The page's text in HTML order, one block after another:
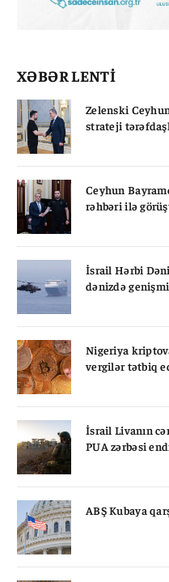
XƏBƏR LENTİ
Zelenski
strateji
Ceyhun
rəhbəri ilə
İsrail Hərbi
dənizdə
Nigeriya
vergilər tətbiq
İsrail Livanın
PUA zərbəsi
ABŞ Kubaya